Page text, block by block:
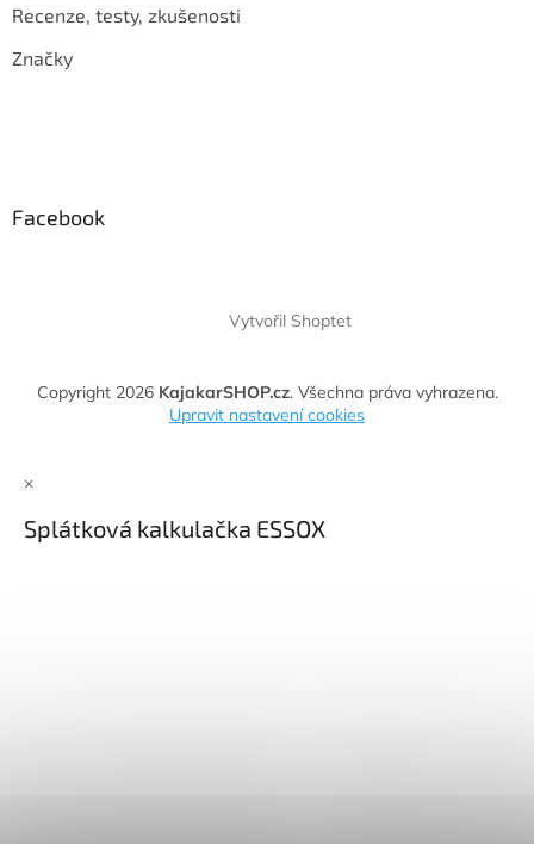
Recenze, testy, zkušenosti
Značky
Facebook
Vytvořil Shoptet
Copyright 2026 KajakarSHOP.cz. Všechna práva vyhrazena.
Upravit nastavení cookies
×
Splátková kalkulačka ESSOX